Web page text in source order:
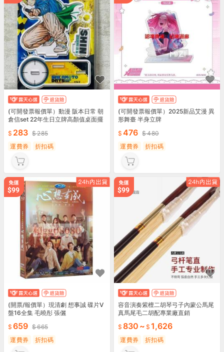
(可開發票報價單）動漫 阪本日常 朝
倉信set 22年生日立牌高顏值桌面擺
283
285
運費券
折扣碼
(可開發票報價單）2025新品艾漫 異
形舞臺 半身立牌
476
480
運費券
折扣碼
(開票/報價單）現清劇 想事誠 碟片V
盤16全集 毛曉彤 張儷
659
665
運費券
折扣碼
容音演奏紫檀二胡琴弓子內蒙公馬尾
真馬尾毛二胡配專業廠直銷
830 ~ 1,626
運費券 折扣碼